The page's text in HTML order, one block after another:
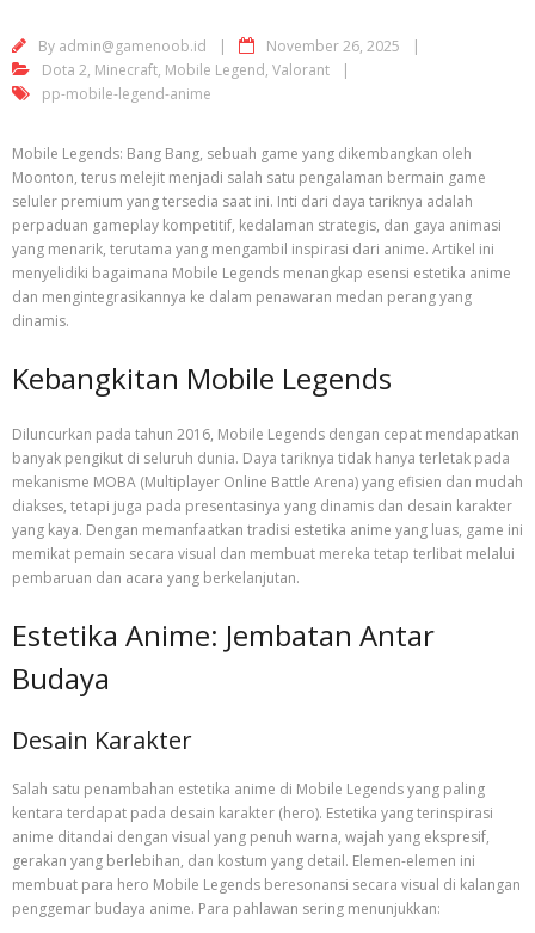
By admin@gamenoob.id
November 26, 2025
Dota 2, Minecraft, Mobile Legend, Valorant
pp-mobile-legend-anime
Mobile Legends: Bang Bang, sebuah game yang dikembangkan oleh
Moonton, terus melejit menjadi salah satu pengalaman bermain game
seluler premium yang tersedia saat ini. Inti dari daya tariknya adalah
perpaduan gameplay kompetitif, kedalaman strategis, dan gaya animasi
yang menarik, terutama yang mengambil inspirasi dari anime. Artikel ini
menyelidiki bagaimana Mobile Legends menangkap esensi estetika anime
dan mengintegrasikannya ke dalam penawaran medan perang yang
dinamis.
Kebangkitan Mobile Legends
Diluncurkan pada tahun 2016, Mobile Legends dengan cepat mendapatkan
banyak pengikut di seluruh dunia. Daya tariknya tidak hanya terletak pada
mekanisme MOBA (Multiplayer Online Battle Arena) yang efisien dan mudah
diakses, tetapi juga pada presentasinya yang dinamis dan desain karakter
yang kaya. Dengan memanfaatkan tradisi estetika anime yang luas, game ini
memikat pemain secara visual dan membuat mereka tetap terlibat melalui
pembaruan dan acara yang berkelanjutan.
Estetika Anime: Jembatan Antar
Budaya
Desain Karakter
Salah satu penambahan estetika anime di Mobile Legends yang paling
kentara terdapat pada desain karakter (hero). Estetika yang terinspirasi
anime ditandai dengan visual yang penuh warna, wajah yang ekspresif,
gerakan yang berlebihan, dan kostum yang detail. Elemen-elemen ini
membuat para hero Mobile Legends beresonansi secara visual di kalangan
penggemar budaya anime. Para pahlawan sering menunjukkan: